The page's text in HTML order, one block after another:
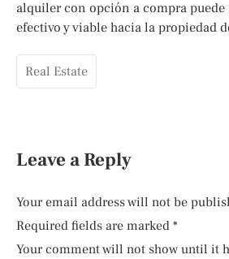
alquiler con opción a compra puede
efectivo y viable hacia la propiedad
Real Estate
Leave a Reply
Your email address will not be
Required fields are marked *
Your comment will not show until it